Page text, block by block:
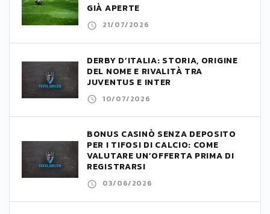
GIÀ APERTE
21/07/2026
DERBY D’ITALIA: STORIA, ORIGINE
DEL NOME E RIVALITÀ TRA
JUVENTUS E INTER
10/07/2026
BONUS CASINÒ SENZA DEPOSITO
PER I TIFOSI DI CALCIO: COME
VALUTARE UN’OFFERTA PRIMA DI
REGISTRARSI
03/06/2026